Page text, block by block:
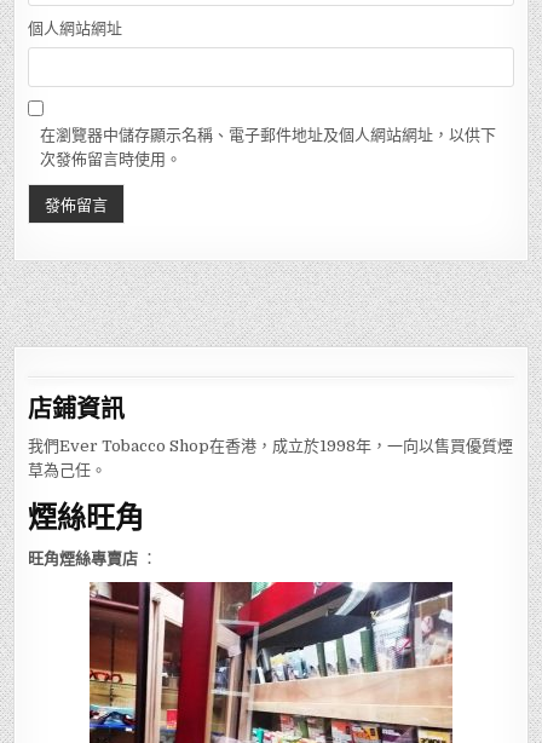
個人網站網址
在瀏覽器中儲存顯示名稱、電子郵件地址及個人網站網址，以供下
次發佈留言時使用。
店鋪資訊
我們Ever Tobacco Shop在香港，成立於1998年，一向以售買優質煙
草為己任。
煙絲旺角
旺角煙絲專賣店 ：